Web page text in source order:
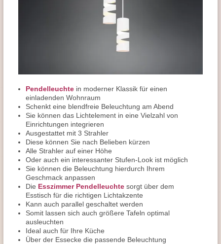
Pendelleuchte in moderner Klassik für einen
einladenden Wohnraum
Schenkt eine blendfreie Beleuchtung am Abend
Sie können das Lichtelement in eine Vielzahl von
Einrichtungen integrieren
Ausgestattet mit 3 Strahler
Diese können Sie nach Belieben kürzen
Alle Strahler auf einer Höhe
Oder auch ein interessanter Stufen-Look ist möglich
Sie können die Beleuchtung hierdurch Ihrem
Geschmack anpassen
Die Esszimmer Pendelleuchte sorgt über dem
Esstisch für die richtigen Lichtakzente
Kann auch parallel geschaltet werden
Somit lassen sich auch größere Tafeln optimal
ausleuchten
Ideal auch für Ihre Küche
Über der Essecke die passende Beleuchtung